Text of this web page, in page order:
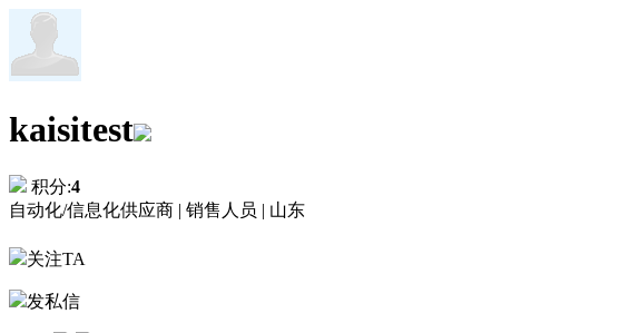
kaisitest
积分:4
自动化/信息化供应商 | 销售人员 | 山东
关注TA
发私信